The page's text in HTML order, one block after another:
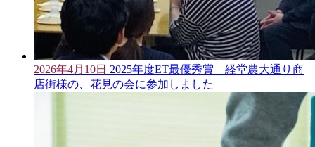
2026年4月10日 2025年度ET最優秀賞 経堂農大通り商
店街様の、花見の会に参加しました